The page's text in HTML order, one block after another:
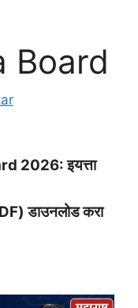
Board
2026: इयत्ता
डाउनलोड करा